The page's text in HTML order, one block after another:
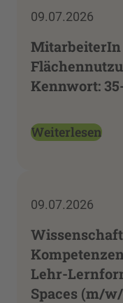
09.07.2026
MitarbeiterIn
Kennwort:
Weiterlesen
09.07.2026
Lehr-
Spaces (m/